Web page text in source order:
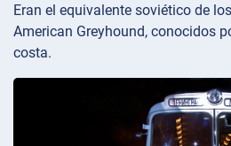
Eran el equivalente soviético de
American Greyhound, conocidos
costa.